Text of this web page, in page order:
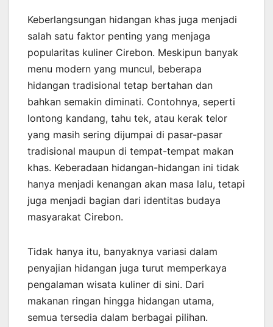
Keberlangsungan hidangan khas juga menjadi
salah satu faktor penting yang menjaga
popularitas kuliner Cirebon. Meskipun banyak
menu modern yang muncul, beberapa
hidangan tradisional tetap bertahan dan
bahkan semakin diminati. Contohnya, seperti
lontong kandang, tahu tek, atau kerak telor
yang masih sering dijumpai di pasar-pasar
tradisional maupun di tempat-tempat makan
khas. Keberadaan hidangan-hidangan ini tidak
hanya menjadi kenangan akan masa lalu, tetapi
juga menjadi bagian dari identitas budaya
masyarakat Cirebon.
Tidak hanya itu, banyaknya variasi dalam
penyajian hidangan juga turut memperkaya
pengalaman wisata kuliner di sini. Dari
makanan ringan hingga hidangan utama,
semua tersedia dalam berbagai pilihan.